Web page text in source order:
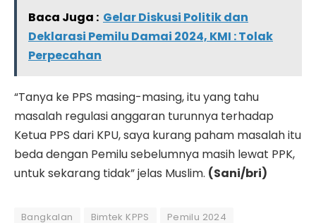
Baca Juga : Gelar Diskusi Politik dan
Deklarasi Pemilu Damai 2024, KMI : Tolak
Perpecahan
“Tanya ke PPS masing-masing, itu yang tahu
masalah regulasi anggaran turunnya terhadap
Ketua PPS dari KPU, saya kurang paham masalah itu
beda dengan Pemilu sebelumnya masih lewat PPK,
untuk sekarang tidak” jelas Muslim. (Sani/bri)
Bangkalan Bimtek KPPS Pemilu 2024